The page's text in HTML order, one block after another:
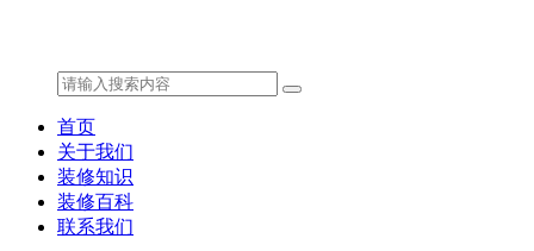
首页
关于我们
装修知识
装修百科
联系我们